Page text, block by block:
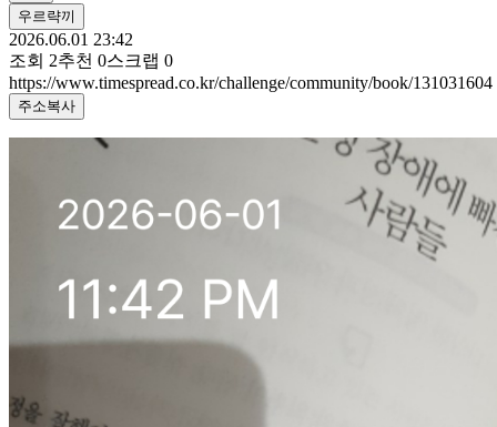
우르략끼
2026.06.01 23:42
조회 2추천 0스크랩 0
https://www.timespread.co.kr/challenge/community/book/131031604
주소복사